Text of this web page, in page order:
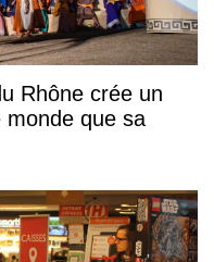
Rhône crée un
monde que sa